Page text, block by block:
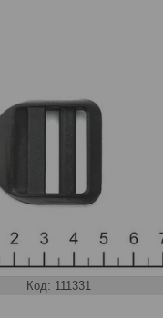
111331